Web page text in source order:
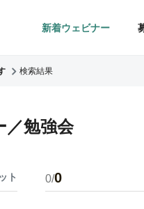
新着ウェビナー
検索結果
／勉強会
0/0
ト